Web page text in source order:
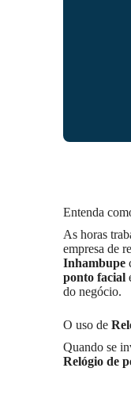
Entenda
As horas
empresa de
Inhambupe
ponto facial
do negócio.
O uso de
Quando se
Relógio de